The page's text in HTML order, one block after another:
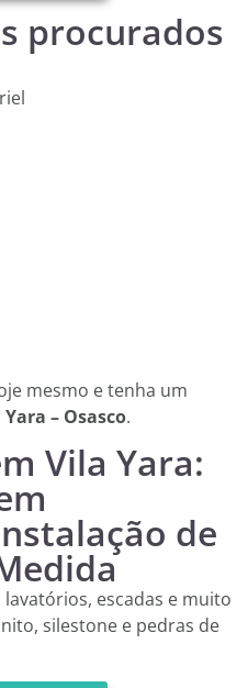
procurados
mesmo e tenha um
– Osasco.
Vila Yara:
de
lavatórios, escadas e muito
silestone e pedras de